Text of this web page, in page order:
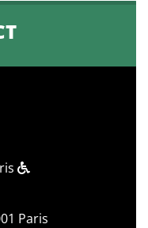
Paris